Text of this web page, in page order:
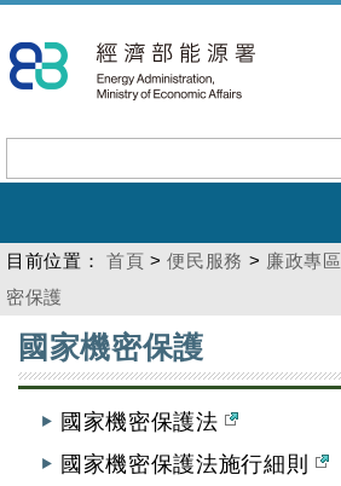
到
主
內
容
目前位置： 首頁 >便民服務 > 廉政專區
密保護
:::
國家機密保護
國家機密保護法
國家機密保護法施行細則